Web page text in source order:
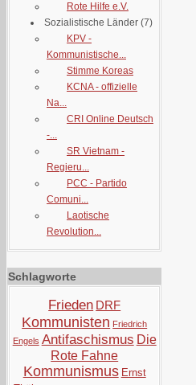
Rote Hilfe e.V.
Sozialistische Länder (7)
KPV -
Kommunistische...
Stimme Koreas
KCNA - offizielle
Na...
CRI Online Deutsch
-...
SR Vietnam -
Regieru...
PCC - Partido
Comuni...
Laotische
Revolution...
Schlagworte
Frieden DRF
Kommunisten Friedrich
Engels Antifaschismus Die
Rote Fahne
Kommunismus Ernst